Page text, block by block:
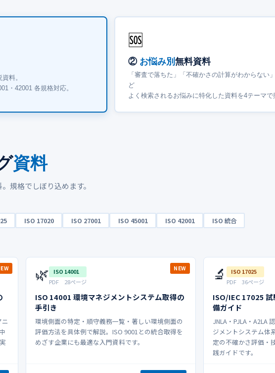
料。
・42001 各規格対応。
🆘
②お悩み別無料資料
「審査で落ちた」「不確かさの計算がわからない
ど
よく検索されるお悩みに特化した資料を4テーマで
資料
規格でしぼり込めます。
ISO 17020 ISO 27001 ISO 45001 ISO 42001 ISO 統合
NEW
🌿 ISO 14001
PDF 28ページ
ISO 14001 環境マネジメントシステム取得の
手引き
環境側面の特定・順守義務一覧・著しい環境側面の
評価方法を具体例で解説。ISO 9001との統合取得を
めざす企業にも最適な入門資料です。
🔬 ISO 17025
PDF 36ページ
ISO/IEC 17025
備ガイド
JNLA・PJLA・A2LA
ジメントシステム体
定の不確かさ評価・
践ガイドです。